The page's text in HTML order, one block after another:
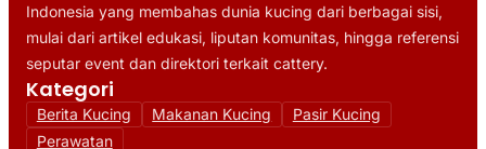
Indonesia yang membahas dunia kucing dari berbagai sisi,
mulai dari artikel edukasi, liputan komunitas, hingga referensi
seputar event dan direktori terkait cattery.
Kategori
Berita Kucing Makanan Kucing
Pasir Kucing
Perawatan